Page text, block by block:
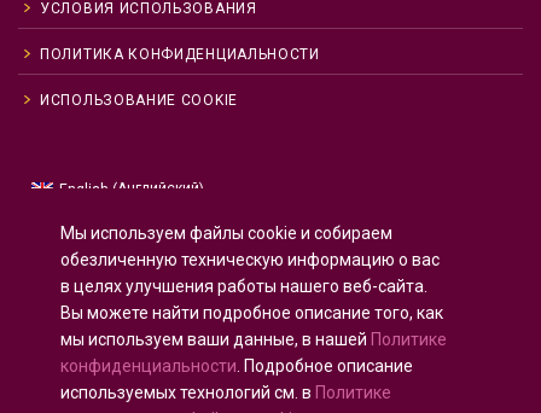
УСЛОВИЯ ИСПОЛЬЗОВАНИЯ
ПОЛИТИКА КОНФИДЕНЦИАЛЬНОСТИ
ИСПОЛЬЗОВАНИЕ COOKIE
English (Английский)
Русский
Español(Испанский)
Français( Французский )
العربية( Арабский )
Português(Португальский, Португалия )
Мы используем файлы cookie и собираем
обезличенную техническую информацию о вас
в целях улучшения работы нашего веб-сайта.
Вы можете найти подробное описание того, как
мы используем ваши данные, в нашей Политике
конфиденциальности . Подробное описание
используемых технологий см. в Политике